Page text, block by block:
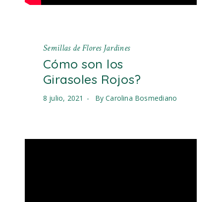
Semillas de Flores Jardines
Cómo son los
Girasoles Rojos?
8 julio, 2021 By Carolina Bosmediano